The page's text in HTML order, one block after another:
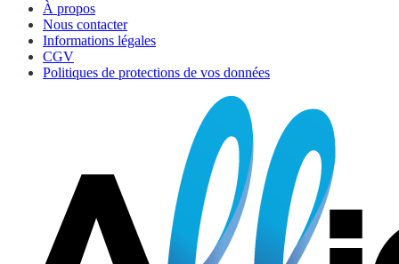
À propos
Nous contacter
Informations légales
CGV
Politiques de protections de vos données